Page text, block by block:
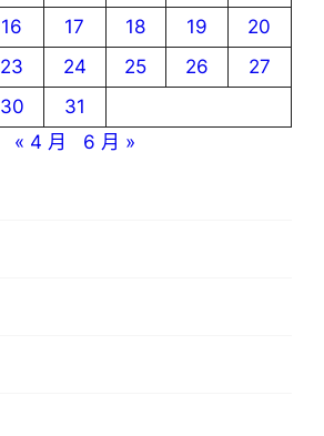
16 17 18 19
20
23 24 25 26
27
30
31
« 4 月
6 月 »